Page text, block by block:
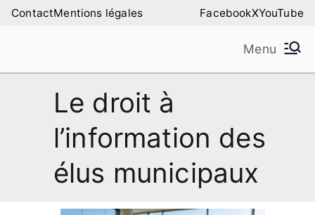
AllerContactMentions légales FacebookXYouTube
Amilure – Les Amis
de la Montagne de
Lure
Menu
Le droit à
l’information des
élus municipaux